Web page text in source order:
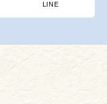
LINE